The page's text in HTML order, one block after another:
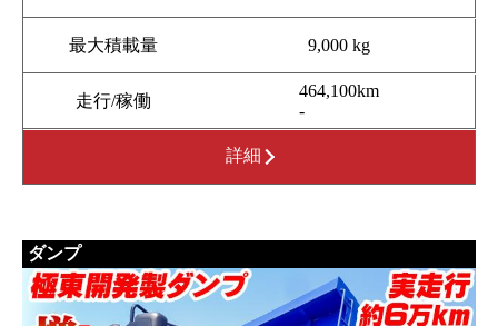
最大積載量 9,000 kg
走行/稼働
464,100km
-
詳細
ダンプ